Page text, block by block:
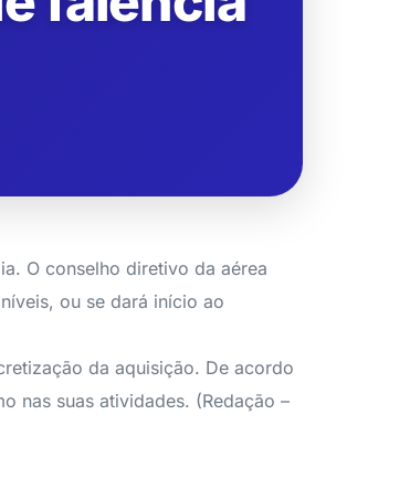
O conselho diretivo da aérea
ou se dará início ao
da aquisição. De acordo
nas suas atividades. (Redação –